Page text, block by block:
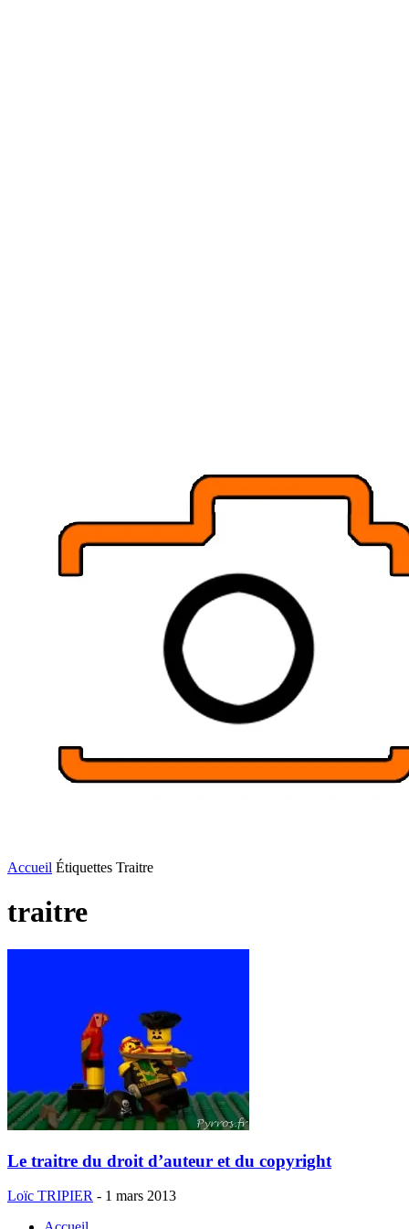
Accueil Étiquettes Traitre
traitre
Le traitre du droit d’auteur et du copyright
Loïc TRIPIER - 1 mars 2013